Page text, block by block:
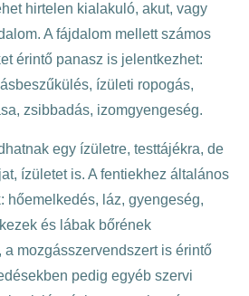
hirtelen kialakuló, akut, vagy
A fájdalom mellett számos
érintő panasz is jelentkezhet:
ízületi ropogás,
zsibbadás, izomgyengeség.
egy ízületre, testtájékra, de
ízületet is. A fentiekhez általános
hőemelkedés, láz, gyengeség,
és lábak bőrének
mozgásszervendszert is érintő
pedig egyéb szervi